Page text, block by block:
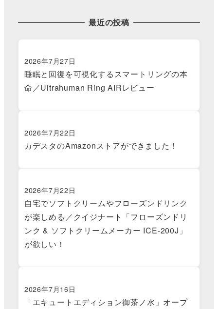
最近の投稿
睡眠と回復を可視化するスマートリングの本
命／Ultrahuman Ring AIRレビュー
2026年7月27日
カデスタのAmazonストアができました！
2026年7月22日
自宅でソフトクリームやフローズンドリンク
が楽しめる／クイジナート「フローズンドリ
ンク & ソフトクリームメーカー ICE-200J」
が欲しい！
2026年7月22日
「エキュートエディション御茶ノ水」オープ
2026年7月16日